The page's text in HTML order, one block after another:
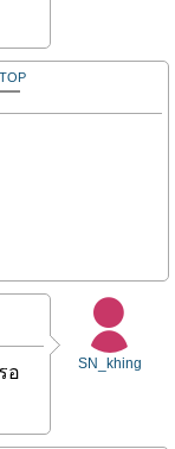
SN_khing
อ